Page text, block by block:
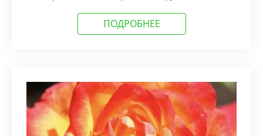
ПОДРОБНЕЕ